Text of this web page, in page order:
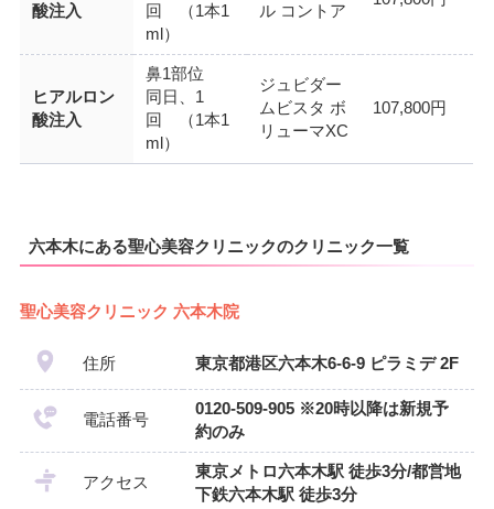
酸注入
回 （1本1
ml）
ル コントア
ヒアルロン
酸注入
鼻1部位
同日、1
回 （1本1
ml）
ジュビダー
ムビスタ ボ
リューマXC
107,800円
六本木にある聖心美容クリニックのクリニック一覧
聖心美容クリニック 六本木院
住所 東京都港区六本木6-6-9 ピラミデ 2F
電話番号
0120-509-905 ※20時以降は新規予
約のみ
アクセス
東京メトロ六本木駅 徒歩3分/都営地
下鉄六本木駅 徒歩3分